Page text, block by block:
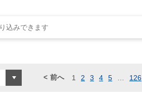
前へ 1 2 3 4 5 126